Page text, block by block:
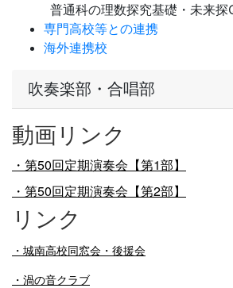
吹奏楽部・合唱部
動画リンク
・第50回定期演奏会【第1部】
・第50回定期演奏会【第2部】
リンク
・ 城南高校同窓会・後援会
・渦の音クラブ
普通科の理数探究基礎・未来探Q
専門高校等との連携
海外連携校